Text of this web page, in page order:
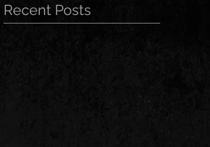
Recent Posts